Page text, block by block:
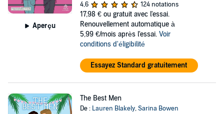
Aperçu
4,6
124 notations
17,98 € ou gratuit avec l'essai.
Renouvellement automatique à
5,99 €/mois après l'essai. Voir
conditions d'éligibilité
Essayez Standard gratuitement
The Best Men
De : Lauren Blakely,Sarina Bowen